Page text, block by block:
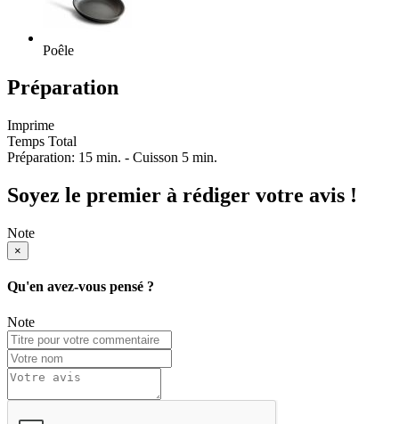
Poêle
Préparation
Imprime
Temps Total
Préparation: 15 min. - Cuisson 5 min.
Soyez le premier à rédiger votre avis !
Note
×
Qu'en avez-vous pensé ?
Note